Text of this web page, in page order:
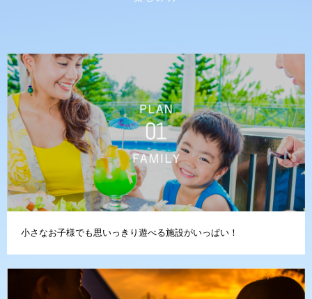
小さなお子様でも思いっきり遊べる施設がいっぱい！